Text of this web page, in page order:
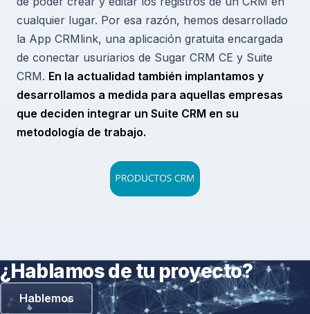
cualquier lugar. Por esa razón, hemos desarrollado
la App CRMlink, una aplicación gratuita encargada
de conectar usuriarios de Sugar CRM CE y Suite
CRM. En la actualidad también implantamos y
desarrollamos a medida para aquellas empresas
que deciden integrar un Suite CRM en su
metodología de trabajo.
¿Hablamos de tu proyecto?
Hablemos